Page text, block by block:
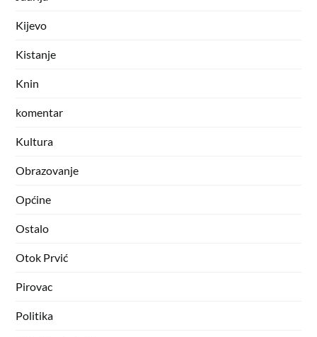
Kijevo
Kistanje
Knin
komentar
Kultura
Obrazovanje
Općine
Ostalo
Otok Prvić
Pirovac
Politika